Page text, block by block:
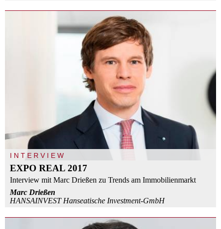
INTERVIEW
EXPO REAL 2017
Interview mit Marc Drießen zu Trends am Immobilienmarkt
Marc Drießen
HANSAINVEST Hanseatische Investment-GmbH